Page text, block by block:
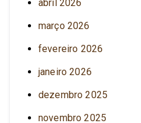
abril 2026
março 2026
fevereiro 2026
janeiro 2026
dezembro 2025
novembro 2025